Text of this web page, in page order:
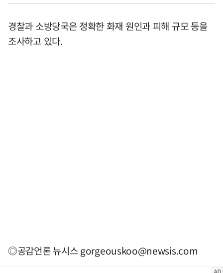
경찰과 소방당국은 정확한 화재 원인과 피해 규모 등을
조사하고 있다.
◎공감언론 뉴시스gorgeouskoo@newsis.com